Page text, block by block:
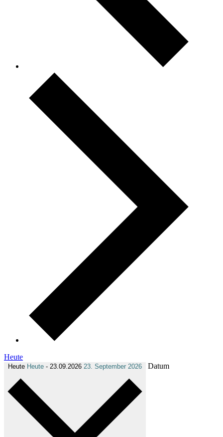
Heute
Heute Heute - 23.09.2026 23. September 2026 Datum